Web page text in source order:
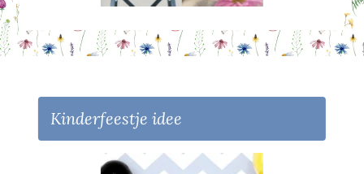
Kinderfeestje idee